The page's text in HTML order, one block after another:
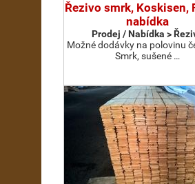
Řezivo smrk, Koskisen,
nabídka
Prodej / Nabídka >
Možné dodávky na polovinu
Smrk, sušené …